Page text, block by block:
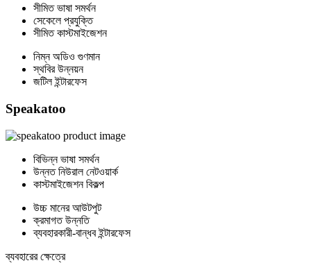
সীমিত ভাষা সমর্থন
সেকেলে প্রযুক্তি
সীমিত কাস্টমাইজেশন
নিম্ন অডিও গুণমান
স্থবির উন্নয়ন
জটিল ইন্টারফেস
Speakatoo
বিভিন্ন ভাষা সমর্থন
উন্নত নিউরাল নেটওয়ার্ক
কাস্টমাইজেশন বিকল্প
উচ্চ মানের আউটপুট
ক্রমাগত উন্নতি
ব্যবহারকারী-বান্ধব ইন্টারফেস
ব্যবহারের ক্ষেত্রে